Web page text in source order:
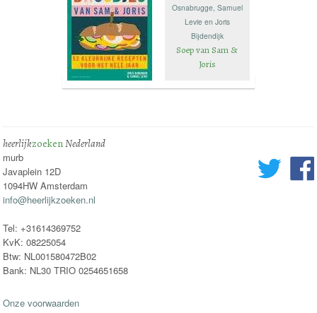
Osnabrugge, Samuel
Levie en Joris
Bijdendijk
Soep van Sam &
Joris
heerlijkzoekenNederland
murb
Javaplein 12D
1094HW Amsterdam
info@heerlijkzoeken.nl
Tel: +31614369752
KvK: 08225054
Btw: NL001580472B02
Bank: NL30 TRIO 0254651658
Onze voorwaarden